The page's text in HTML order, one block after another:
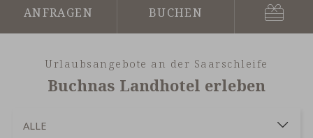
Buchen
Anfragen
Urlaubsangebote an der Saarschleife
Buchnas Landhotel erleben
auf
ALLE